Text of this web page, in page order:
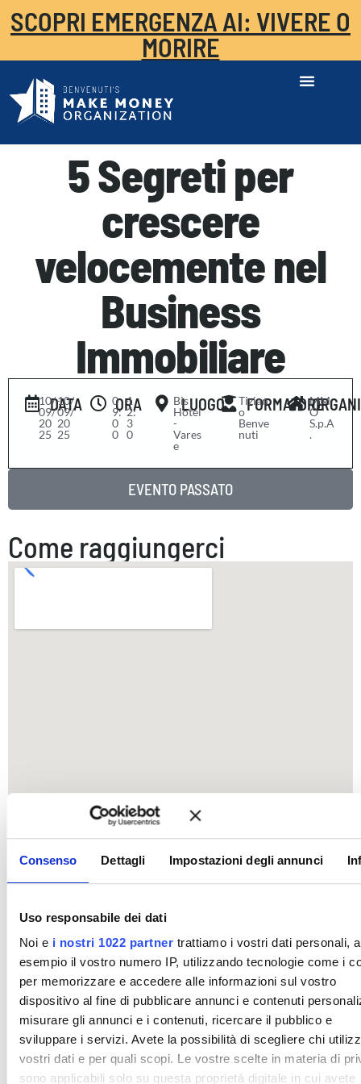
Consenso Dettagli Impostazioni degli annunci
Uso responsabile dei dati
Noi e i nostri 1022 partnertrattiamo i vostri dati personali,
esempio il vostro numero IP, utilizzando tecnologie come i
per memorizzare e accedere alle informazioni sul vostro
dispositivo al fine di pubblicare annunci e contenuti
misurare gli annunci e i contenuti, ricercare il pubblico e
sviluppare i servizi. Avete la possibilità di scegliere chi
vostri dati e per quali scopi. Le vostre scelte in materia di
sono applicabili solo su questa proprietà digitale in cui avete
SCOPRI EMERGENZA AI: VIVERE O
MORIRE
5 Segreti per
crescere
velocemente nel
Business
Immobiliare
DATA
10/
09/
20
25
-10/
09/
20
25
ORA
0
9:
0
0
-1
2:
3
0
LUOGO
Bis
Hotel
-
Vares
e
FORMATORE
Tizian
o
Benve
nuti
MM
O
S.p.A
.
EVENTO PASSATO
Come raggiungerci